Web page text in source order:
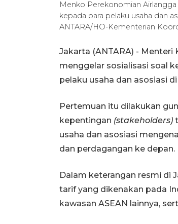
Menko Perekonomian
kepada para pelaku usaha dan
ANTARA/HO-Kementerian
Jakarta (ANTARA) -
menggelar sosialisasi soal
pelaku usaha dan asosiasi
Pertemuan itu dilakukan
kepentingan (stakeholders)
usaha dan asosiasi
dan perdagangan ke depan.
Dalam keterangan resmi di
tarif yang dikenakan pada
kawasan ASEAN lainnya,